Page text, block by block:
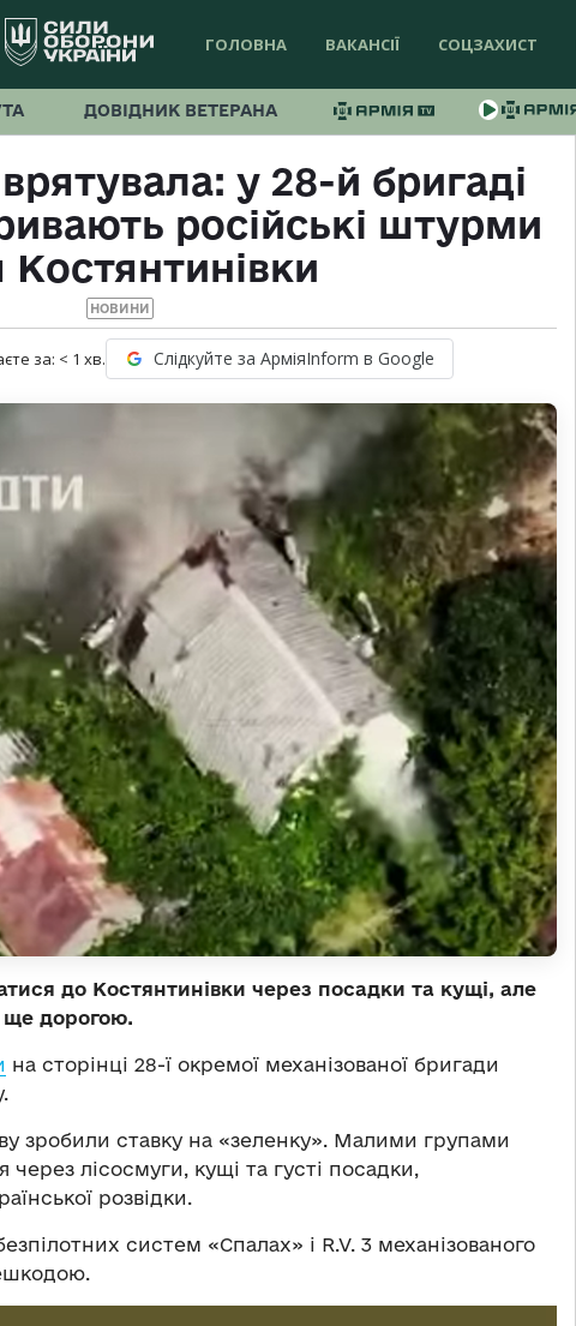
ГОЛОВНА ВАКАНСІЇ СОЦЗАХИСТ
ДОВІДНИК ВЕТЕРАНА
у 28-й бригаді
російські штурми
Костянтинівки
НОВИНИ
за: < 1 хв. Слідкуйте за АрміяInform в Google
до Костянтинівки через посадки та кущі, але
ще дорогою.
на сторінці 28-ї окремої механізованої бригади
зробили ставку на «зеленку». Малими групами
лісосмуги, кущі та густі посадки,
розвідки.
систем «Спалах» і R.V. 3 механізованого